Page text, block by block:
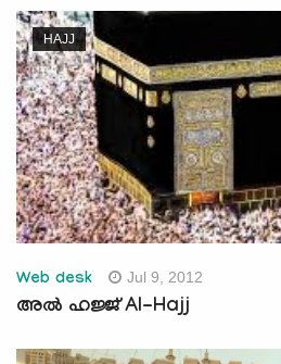
HAJJ
Web desk Jul 9, 2012
അല്‍ ഹജ്ജ്‌ Al-Hajj